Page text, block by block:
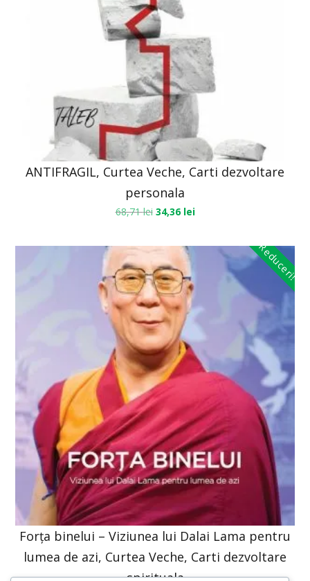
ANTIFRAGIL, Curtea Veche, Carti dezvoltare
personala
68,71lei 34,36 lei
Reduceri!
Forța binelui – Viziunea lui Dalai Lama pentru
lumea de azi, Curtea Veche, Carti dezvoltare
spirituala